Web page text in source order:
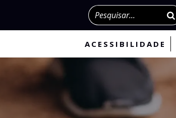
Pesquisar
ACESSIBILIDADE